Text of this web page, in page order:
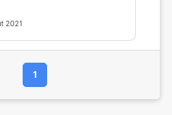
on them and easily get
2021
1